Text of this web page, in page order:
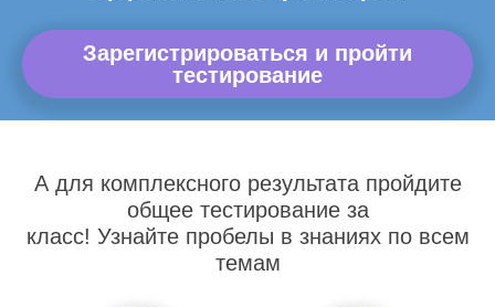
Зарегистрироваться и пройти
тестирование
А для комплексного результата пройдите
общее тестирование за
класс! Узнайте пробелы в знаниях по всем
темам